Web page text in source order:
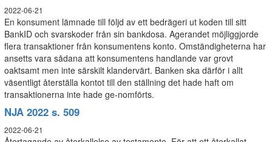
2022-06-21
En konsument lämnade till följd av ett bedrägeri ut koden till sitt
BankID och svarskoder från sin bankdosa. Agerandet möjliggjorde
flera transaktioner från konsumentens konto. Omständigheterna har
ansetts vara sådana att konsumentens handlande var grovt
oaktsamt men inte särskilt klandervärt. Banken ska därför i allt
väsentligt återställa kontot till den ställning det hade haft om
transaktionerna inte hade ge-nomförts.
NJA 2022 s. 509
2022-06-21